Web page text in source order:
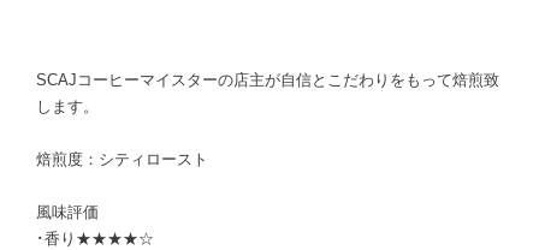
SCAJコーヒーマイスターの店主が自信とこだわりをもって焙煎致
します。
焙煎度：シティロースト
風味評価
･香り★★★★☆